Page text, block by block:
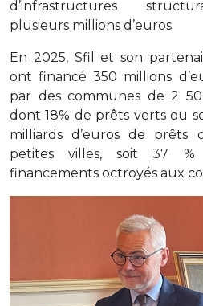
d’infrastructures
plusieurs millions d’euros.
En 2025, Sfil et son
ont financé 350 millions
par des communes de 2
dont 18% de prêts verts ou
milliards d’euros de prêts
petites villes, soit 37
financements octroyés aux